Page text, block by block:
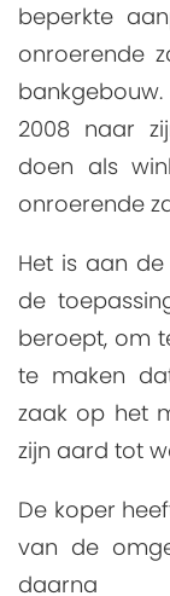
beperkte
onroerende
2008 naar
doen als
onroerende
Het is aan
de
beroept, om
te maken
zaak op het
zijn aard tot
De koper
van de
daarna